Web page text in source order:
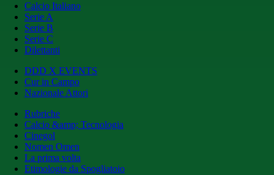
Calcio Italiano
Serie A
Serie B
Serie C
Dilettanti
DDD X EVENTS
Cur in Campo
Nazionale Attori
Rubriche
Calcio &amp; Tecnologia
Cinegol
Nomen Omen
La prima volta
Etimologie da Spogliatoio